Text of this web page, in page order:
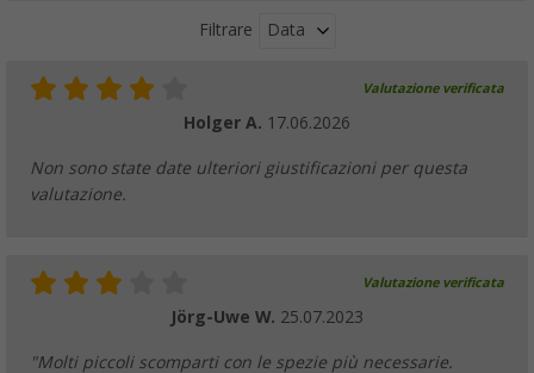
Filtrare Data
Valutazione verificata
Holger A. 17.06.2026
Non sono state date ulteriori giustificazioni per questa
valutazione.
Valutazione verificata
Jörg-Uwe W. 25.07.2023
"Molti piccoli scomparti con le spezie più necessarie.